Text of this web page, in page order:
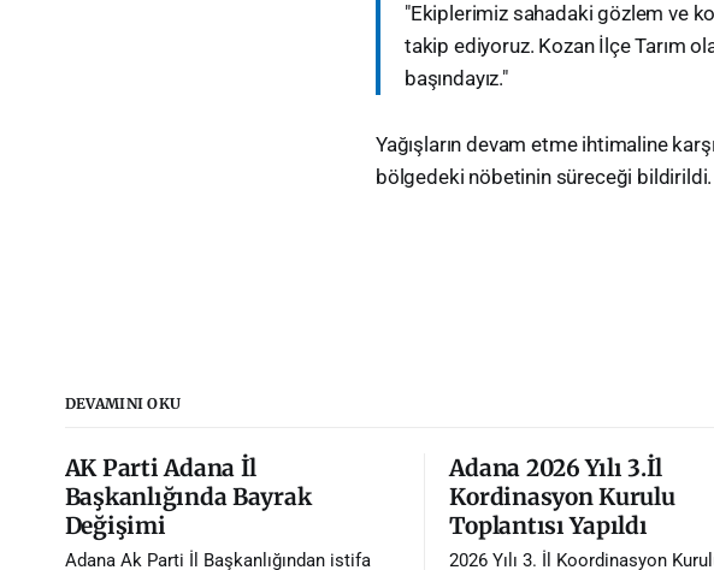
​"Ekiplerimiz sahadaki gözlem ve
takip ediyoruz. Kozan İlçe Tarım
başındayız."
​Yağışların devam etme ihtimaline
bölgedeki nöbetinin süreceği bildirildi.
DEVAMINI OKU
AK Parti Adana İl
Başkanlığında Bayrak
Değişimi
Adana Ak Parti İl Başkanlığından istifa
Adana 2026 Yılı 3.İl
Kordinasyon Kurulu
Toplantısı Yapıldı
2026 Yılı 3. İl Koordinasyon